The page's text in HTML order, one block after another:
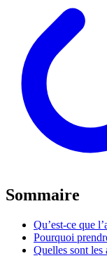
Sommaire
Qu’est-ce que
Pourquoi
Quelles sont les